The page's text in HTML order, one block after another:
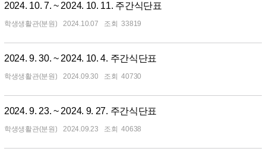
2024. 10. 7. ~ 2024. 10. 11. 주간식단표
학생생활관(분원) 2024.10.07 33819
2024. 9. 30. ~ 2024. 10. 4. 주간식단표
학생생활관(분원) 2024.09.30 40730
2024. 9. 23. ~ 2024. 9. 27. 주간식단표
학생생활관(분원) 2024.09.23 40638